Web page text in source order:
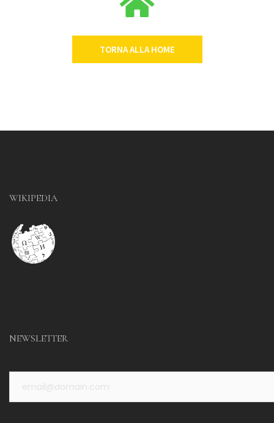
TORNA ALLA HOME
WIKIPEDIA
NEWSLETTER